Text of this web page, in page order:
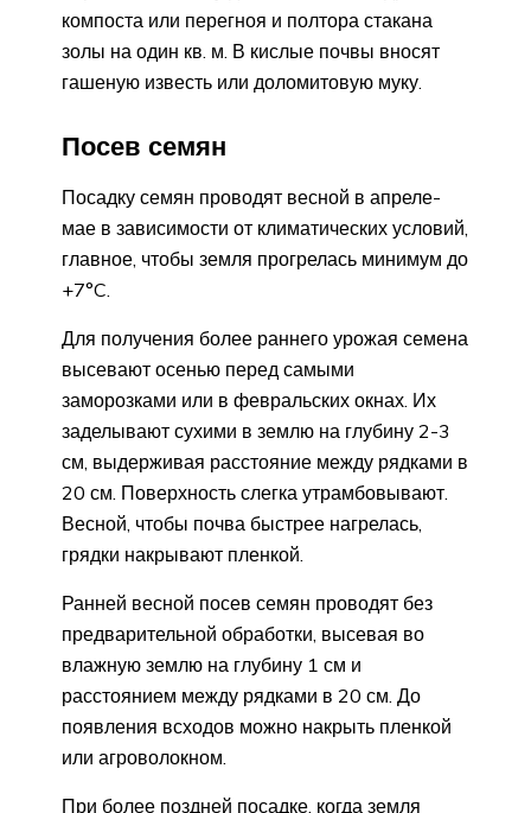
компоста или перегноя и полтора стакана
золы на один кв. м. В кислые почвы вносят
гашеную известь или доломитовую муку.
Посев семян
Посадку семян проводят весной в апреле-
мае в зависимости от климатических условий,
главное, чтобы земля прогрелась минимум до
+7°C.
Для получения более раннего урожая семена
высевают осенью перед самыми
заморозками или в февральских окнах. Их
заделывают сухими в землю на глубину 2-3
см, выдерживая расстояние между рядками в
20 см. Поверхность слегка утрамбовывают.
Весной, чтобы почва быстрее нагрелась,
грядки накрывают пленкой.
Ранней весной посев семян проводят без
предварительной обработки, высевая во
влажную землю на глубину 1 см и
расстоянием между рядками в 20 см. До
появления всходов можно накрыть пленкой
или агроволокном.
При более поздней посадке, когда земля